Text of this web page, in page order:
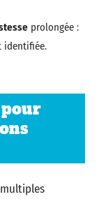
prolongée :
identifiée.